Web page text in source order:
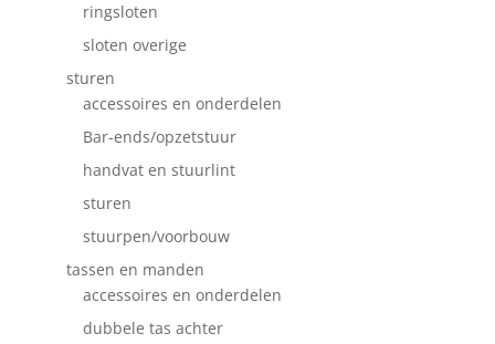
ringsloten
sloten overige
sturen
accessoires en onderdelen
Bar-ends/opzetstuur
handvat en stuurlint
sturen
stuurpen/voorbouw
tassen en manden
accessoires en onderdelen
dubbele tas achter